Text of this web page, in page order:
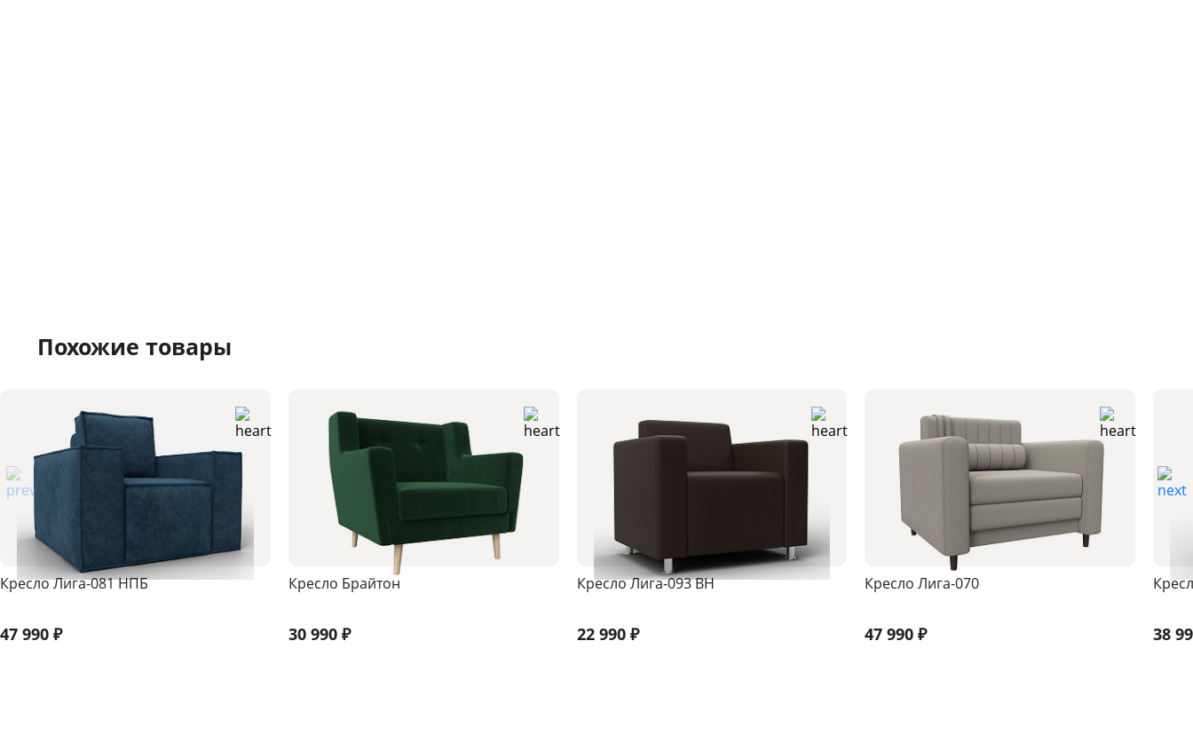
Похожие товары
Кресло Лига-081 НПБ
47 990 ₽
Кресло Брайтон
30 990₽
Кресло Лига-093 ВН
22 990₽
Кресло Лига-070
47 990 ₽ 38